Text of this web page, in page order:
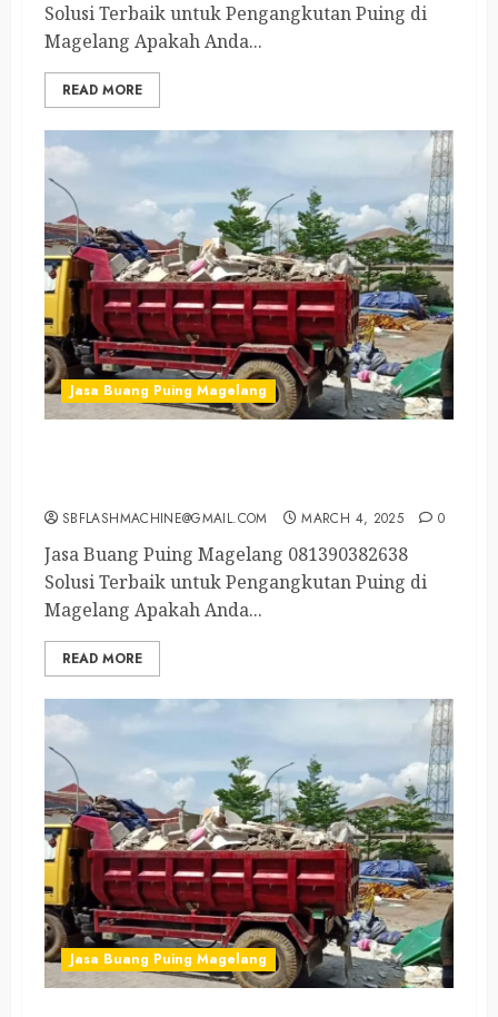
Solusi Terbaik untuk Pengangkutan Puing di
Magelang Apakah Anda...
READ MORE
Jasa Buang Puing Magelang
SBFLASHMACHINE@GMAIL.COM MARCH 4, 2025 0
Jasa Buang Puing Magelang 081390382638
Solusi Terbaik untuk Pengangkutan Puing di
Magelang Apakah Anda...
READ MORE
Jasa Buang Puing Magelang